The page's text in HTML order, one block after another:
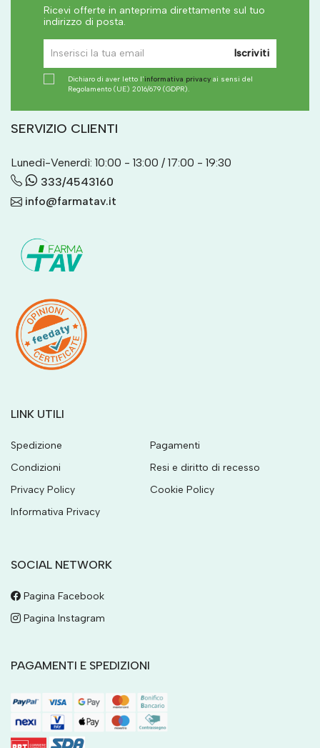
Ricevi offerte in anteprima direttamente sul tuo
indirizzo di posta.
Iscriviti
Dichiaro di aver letto l'informativa privacy ai sensi del
Regolamento (UE) 2016/679 (GDPR).
SERVIZIO CLIENTI
Lunedì-Venerdì: 10:00 - 13:00 / 17:00 - 19:30
333/4543160
info@farmatav.it
LINK UTILI
Spedizione
Pagamenti
Condizioni
Resi e diritto di recesso
Privacy Policy
Cookie Policy
Informativa Privacy
SOCIAL NETWORK
Pagina Facebook
Pagina Instagram
PAGAMENTI E SPEDIZIONI